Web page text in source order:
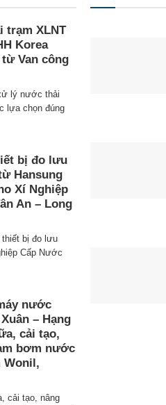
trạm XLNT
Korea
Van công
lý nước thải
lựa chọn đúng
bị đo lưu
Hansung
Xí Nghiệp
An – Long
thiết bị đo lưu
Cấp Nước
nước
– Hạng
cải tạo,
bơm nước
Wonil,
cải tạo, nâng